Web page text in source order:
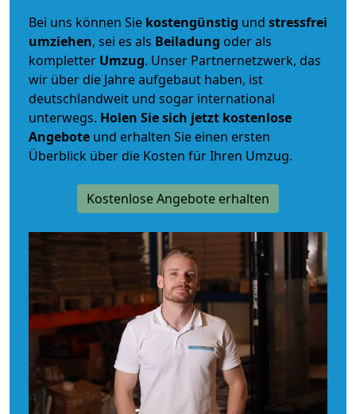
Bei uns können Sie kostengünstig und stressfrei
umziehen, sei es als Beiladung oder als
kompletter Umzug. Unser Partnernetzwerk, das
wir über die Jahre aufgebaut haben, ist
deutschlandweit und sogar international
unterwegs. Holen Sie sich jetzt kostenlose
Angebote und erhalten Sie einen ersten
Überblick über die Kosten für Ihren Umzug.
Kostenlose Angebote erhalten